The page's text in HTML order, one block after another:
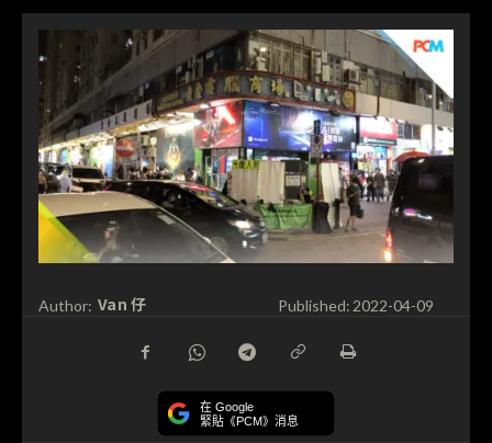
Author: Van 仔 Published: 2022-04-09
在 Google
緊貼《PCM》消息